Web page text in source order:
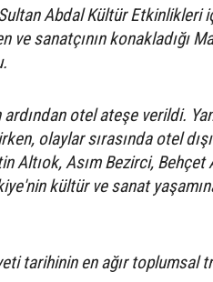
Abdal Kültür Etkinlikleri
ve sanatçının konakladığı
otel ateşe verildi.
olaylar sırasında otel
Altıok, Asım Bezirci,
kültür ve sanat
tarihinin en ağır toplumsal